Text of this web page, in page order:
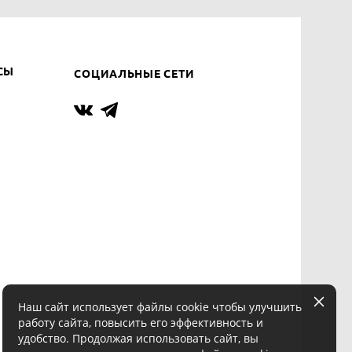
СОЦИАЛЬНЫЕ СЕТИ
Наш сайт использует файлы cookie чтобы улучшить
работу сайта, повысить его эффективность и
удобство. Продолжая использовать сайт, вы